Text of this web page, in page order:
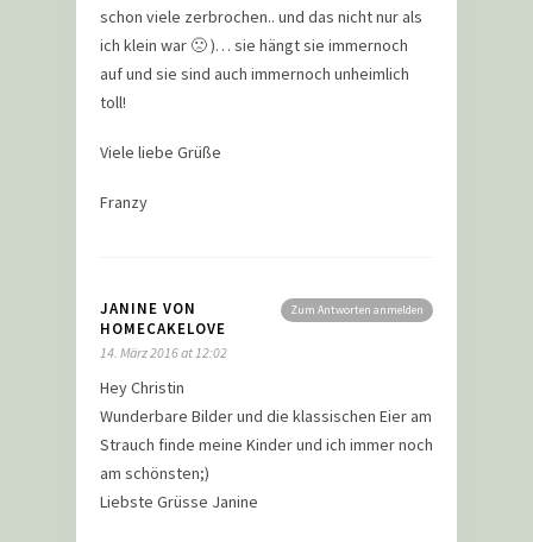
schon viele zerbrochen.. und das nicht nur als
ich klein war 🙁 )… sie hängt sie immernoch
auf und sie sind auch immernoch unheimlich
toll!
Viele liebe Grüße
Franzy
Zum Antworten anmelden
JANINE VON
HOMECAKELOVE
14. März 2016 at 12:02
Hey Christin
Wunderbare Bilder und die klassischen Eier am
Strauch finde meine Kinder und ich immer noch
am schönsten;)
Liebste Grüsse Janine